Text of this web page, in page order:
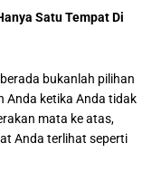
Satu Tempat Di
bukanlah pilihan
Anda ketika Anda tidak
mata ke atas,
Anda terlihat seperti